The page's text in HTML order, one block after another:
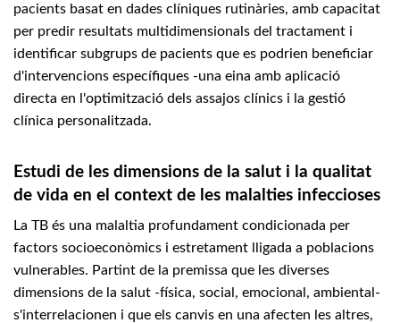
pacients basat en dades clíniques rutinàries, amb capacitat
per predir resultats multidimensionals del tractament i
identificar subgrups de pacients que es podrien beneficiar
d'intervencions específiques -una eina amb aplicació
directa en l'optimització dels assajos clínics i la gestió
clínica personalitzada.
Estudi de les dimensions de la salut i la qualitat
de vida en el context de les malalties infeccioses
La TB és una malaltia profundament condicionada per
factors socioeconòmics i estretament lligada a poblacions
vulnerables. Partint de la premissa que les diverses
dimensions de la salut -física, social, emocional, ambiental-
s'interrelacionen i que els canvis en una afecten les altres,